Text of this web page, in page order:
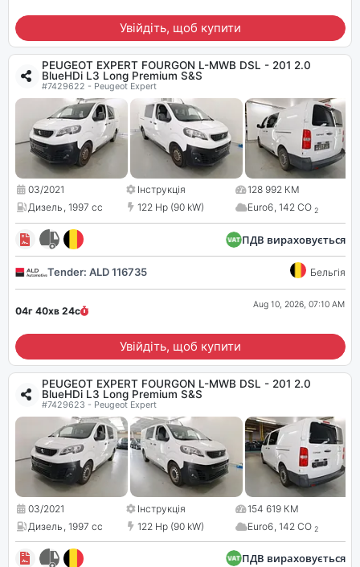
Увійдіть, щоб купити
PEUGEOT EXPERT FOURGON L-MWB DSL - 201 2.0
BlueHDi L3 Long Premium S&S
#7429622 - Peugeot Expert
03/2021 Інструкція
128 992 КМ
Дизель, 1997 cc 122 Hp (90 kW) Euro6, 142 CO 2
ПДВ вираховується
Tender: ALD 116735 Бельгія
04г 40хв 23с
Aug 10, 2026, 07:10 AM
Увійдіть, щоб купити
PEUGEOT EXPERT FOURGON L-MWB DSL - 201 2.0
BlueHDi L3 Long Premium S&S
#7429623 - Peugeot Expert
03/2021 Інструкція
154 619 КМ
Дизель, 1997 cc 122 Hp (90 kW) Euro6, 142 CO 2
ПДВ вираховується